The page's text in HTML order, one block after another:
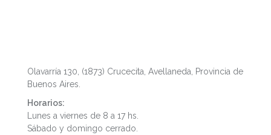
Olavarría 130, (1873) Crucecita, Avellaneda, Provincia de
Buenos Aires.
Horarios:
Lunes a viernes de 8 a 17 hs.
Sábado y domingo cerrado.